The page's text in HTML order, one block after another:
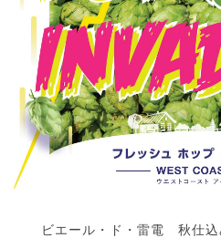
ビエール・ド・雷電 秋仕込